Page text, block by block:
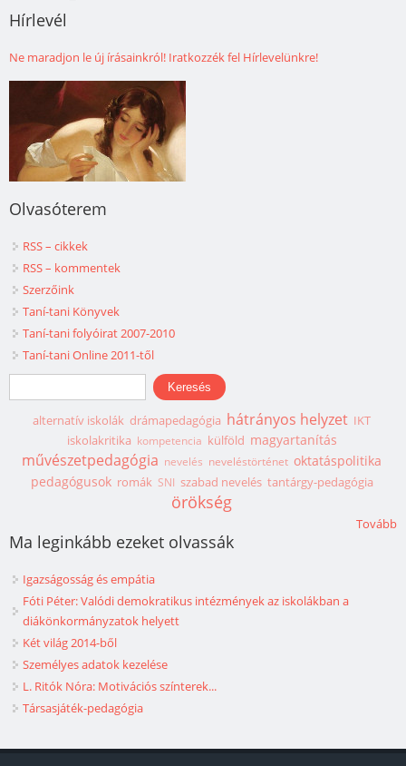
Hírlevél
Ne maradjon le új írásainkról! Iratkozzék fel Hírlevelünkre!
Olvasóterem
RSS – cikkek
RSS – kommentek
Szerzőink
Taní-tani Könyvek
Taní-tani folyóirat 2007-2010
Taní-tani Online 2011-től
Keresés űrlap
Keresés
alternatív iskolák drámapedagógia hátrányos helyzet IKT
iskolakritika kompetencia külföld magyartanítás
művészetpedagógia nevelés neveléstörténet oktatáspolitika
pedagógusok romák SNI szabad nevelés tantárgy-pedagógia
örökség
Tovább
Ma leginkább ezeket olvassák
Igazságosság és empátia
Fóti Péter: Valódi demokratikus intézmények az iskolákban a
diákönkormányzatok helyett
Két világ 2014-ből
Személyes adatok kezelése
L. Ritók Nóra: Motivációs színterek...
Társasjáték-pedagógia